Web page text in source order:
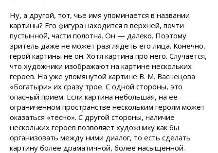
Ну, а другой, тот, чье имя упоминается в названии
картины? Его фигура находится в верхней, почти
пустынной, части полотна. Он — далеко. Поэтому
зритель даже не может разглядеть его лица. Конечно,
герой картины не он. Хотя картина про него. Случается,
что художники изображают на картине нескольких
героев. На уже упомянутой картине В. М. Васнецова
«Богатыри» их сразу трое. С одной стороны, это
опасный прием. Если картина небольшая, на ее
ограниченном пространстве нескольким героям может
оказаться «тесно». С другой стороны, наличие
нескольких героев позволяет художнику как бы
организовать между ними диалог, то есть сделать
картину более драматичной, более насыщенной.